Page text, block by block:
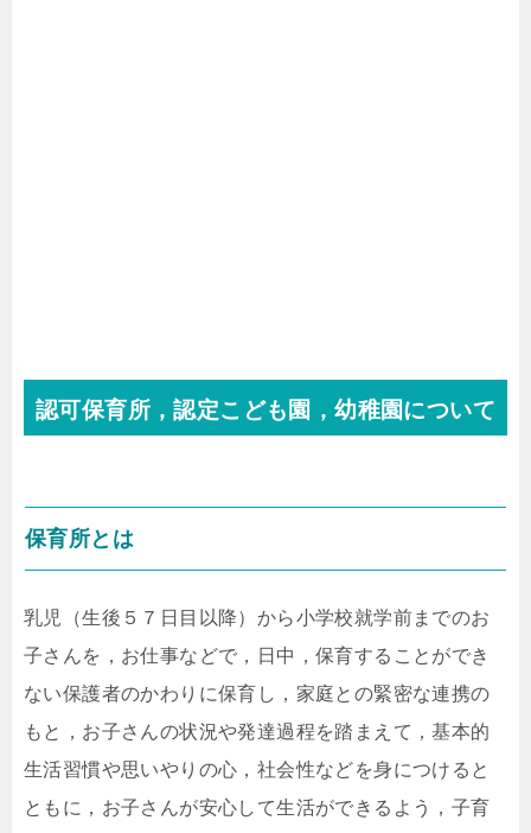
認可保育所，認定こども園，幼稚園について
保育所とは
乳児（生後５７日目以降）から小学校就学前までのお
子さんを，お仕事などで，日中，保育することができ
ない保護者のかわりに保育し，家庭との緊密な連携の
もと，お子さんの状況や発達過程を踏まえて，基本的
生活習慣や思いやりの心，社会性などを身につけると
ともに，お子さんが安心して生活ができるよう，子育